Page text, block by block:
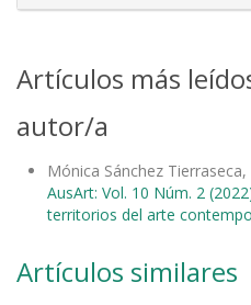
Artículos más
autor/a
Mónica Sánchez Tierraseca,
AusArt: Vol. 10 Núm. 2
territorios del arte
Artículos similares